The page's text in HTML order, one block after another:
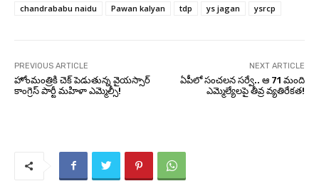
chandrababu naidu Pawan kalyan tdp ys jagan ysrcp
PREVIOUS ARTICLE
హోంమంత్రికి చెక్ పెడుతున్న వైయస్సార్
కాంగ్రెస్ పార్టీ మహిళా ఎమ్మెల్సీ!
NEXT ARTICLE
ఏపీలో సంచలన సర్వే.. ఆ 71 మంది
ఎమ్మెల్యేలపై తీవ్ర వ్యతిరేకత!